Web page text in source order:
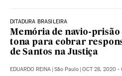
DITADURA BRASILEIRA
Memória de navio-prisão
tona para cobrar
de Santos na Justiça
EDUARDO REINA | São Paulo | OCT 28, 2020 -